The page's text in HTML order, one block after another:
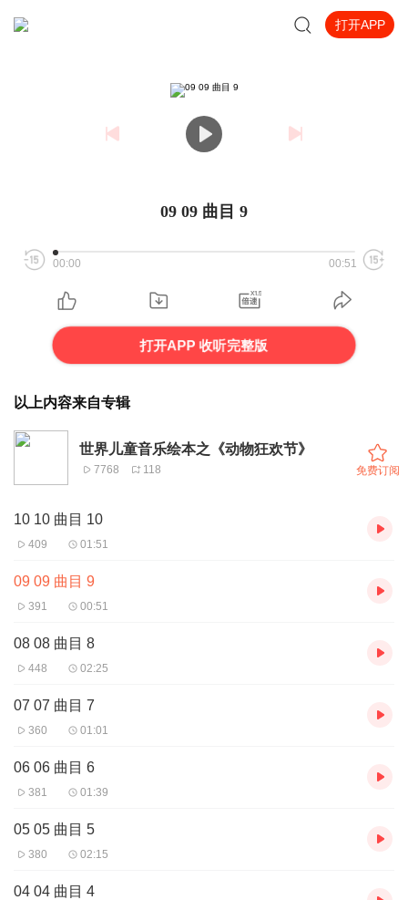
打开APP
09 09 曲目 9
00:00 00:51
打开APP 收听完整版
以上内容来自专辑
世界儿童音乐绘本之《动物狂欢节》
7768 118 免费订阅
10 10 曲目 10
409 01:51
09 09 曲目 9
391 00:51
08 08 曲目 8
448 02:25
07 07 曲目 7
360 01:01
06 06 曲目 6
381 01:39
05 05 曲目 5
380 02:15
04 04 曲目 4